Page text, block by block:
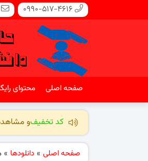
0990-517-4616
صفحه اصلی محتوای
کد تخفیفو
صفحه اصلی » دانلودها »